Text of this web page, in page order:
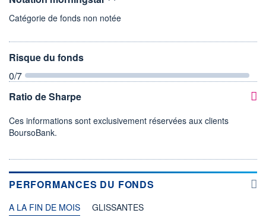
Catégorie de fonds non notée
Risque du fonds
0/7
Ratio de Sharpe
Ces informations sont exclusivement réservées aux clients
BoursoBank.
PERFORMANCES DU FONDS
A LA FIN DE MOIS GLISSANTES